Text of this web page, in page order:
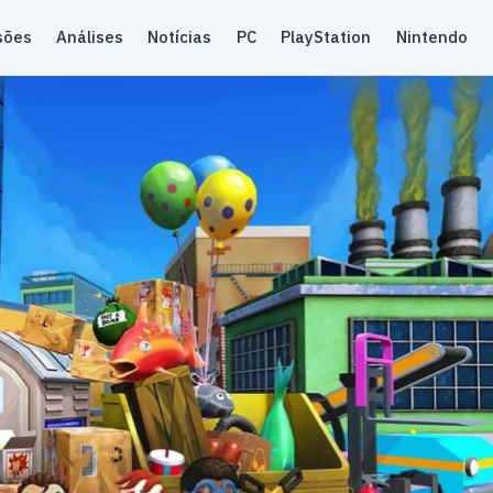
Análises Notícias PC PlayStation Nintendo